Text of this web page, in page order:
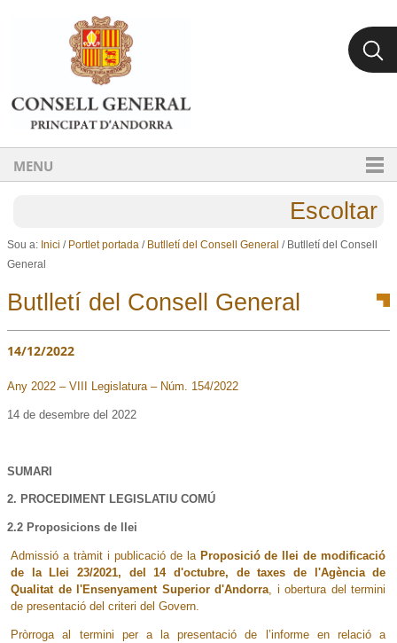
Ves al contingut.
Salta a la navegació
MENU
Escoltar
Sou a: Inici / Portlet portada / Butlletí del Consell General / Butlletí del Consell
General
Butlletí del Consell General
14/12/2022
Any 2022 – VIII Legislatura – Núm. 154/2022
14 de desembre del 2022
SUMARI
2. PROCEDIMENT LEGISLATIU COMÚ
2.2 Proposicions de llei
Admissió a tràmit i publicació de la Proposició de llei de modificació
de la Llei 23/2021, del 14 d'octubre, de taxes de l'Agència de
Qualitat de l'Ensenyament Superior d'Andorra, i obertura del termini
de presentació del criteri del Govern.
Pròrroga al termini per a la presentació de l’informe en relació a